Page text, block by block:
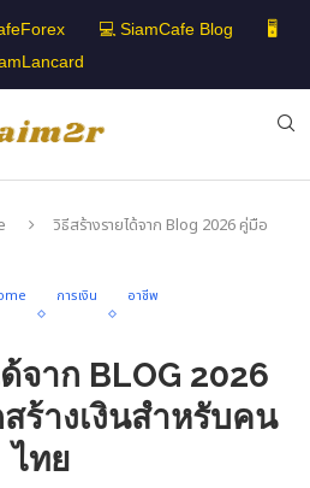
💻 SiamCafe Blog
🖥️
วิธีสร้างรายได้จาก Blog 2026 คู่มือ
การเงิน อาชีพ
จาก BLOG 2026
ร้างเงินสำหรับคน
ไทย